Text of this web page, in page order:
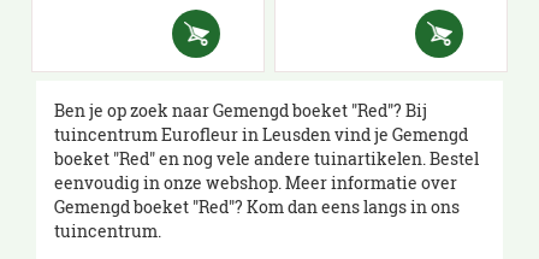
Ben je op zoek naar Gemengd boeket "Red"? Bij
tuincentrum Eurofleur in Leusden vind je Gemengd
boeket "Red" en nog vele andere tuinartikelen. Bestel
eenvoudig in onze webshop. Meer informatie over
Gemengd boeket "Red"? Kom dan eens langs in ons
tuincentrum.